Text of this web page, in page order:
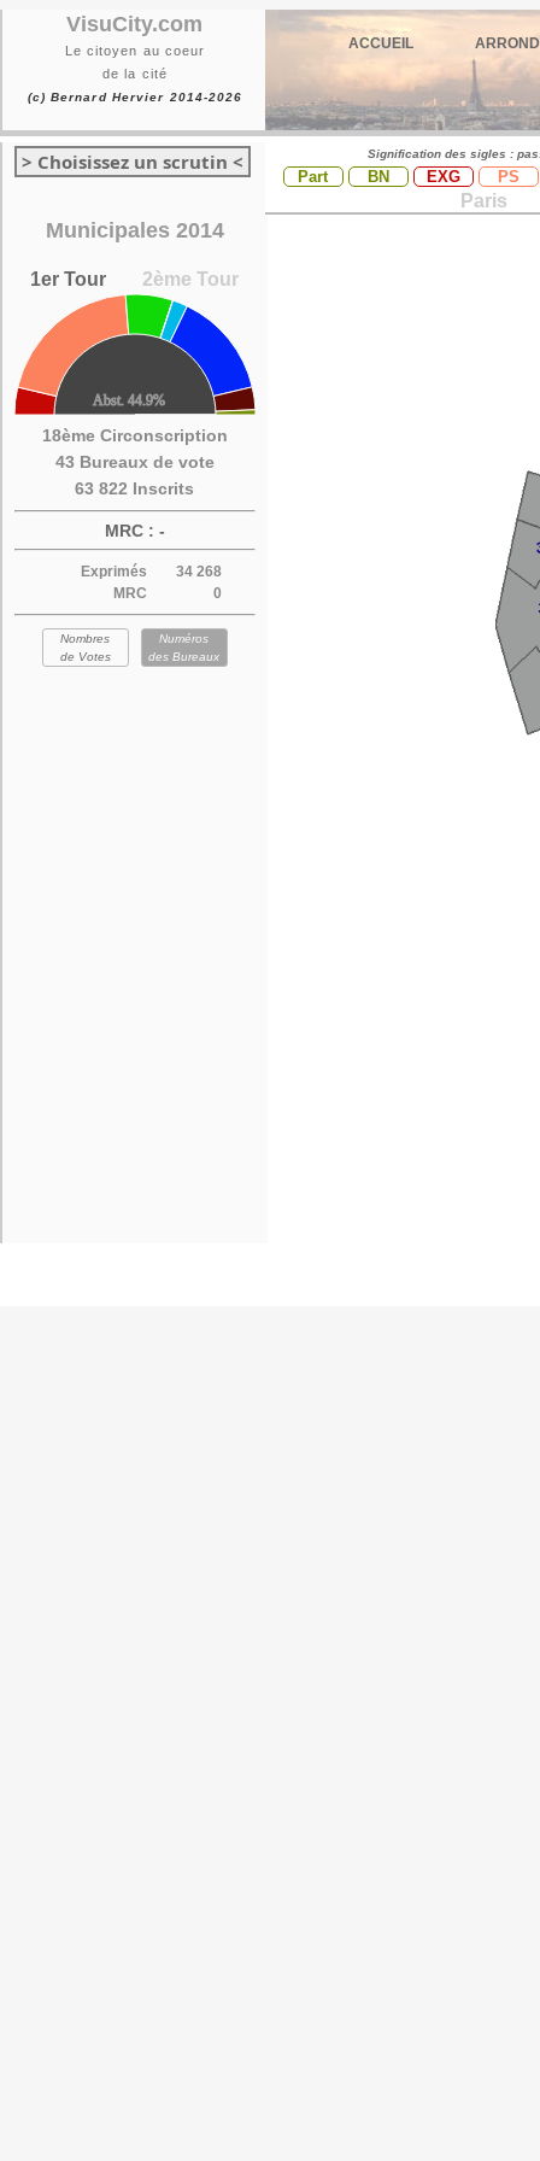
VisuCity.com
Le citoyen au coeur
de la cité
(c) Bernard Hervier 2014-2026
ACCUEIL
> Choisissez un scrutin <
Municipales 2014
1er Tour 2ème Tour
18ème Circonscription
43 Bureaux de vote
63 822 Inscrits
MRC : -
Exprimés
34 268
MRC
0
Nombres
de Votes
Numéros
des Bureaux
Signification des sigles :
Part BN EXG PS
Paris